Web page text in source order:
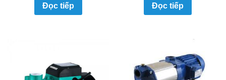
Đọc tiếp Đọc tiếp